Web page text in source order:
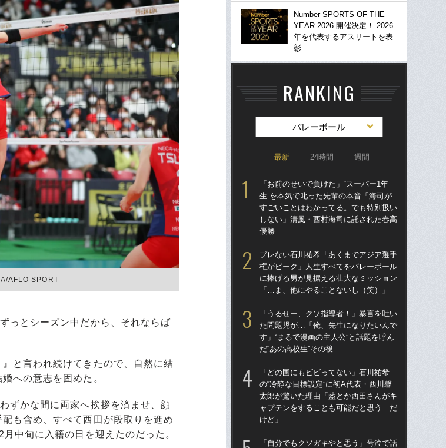
AFLO SPORT
っとシーズン中だから、それならば
と言われ続けてきたので、自然に結
への意志を固めた。
ずかな間に両家へ挨拶を済ませ、顔
も含め、すべて西田が段取りを進め
中旬に入籍の日を迎えたのだった。
Number SPORTS OF THE
YEAR 2026 開催決定！ 2026
年を代表するアスリートを表
彰
RANKING
バレーボール
最新 24時間 週間
「お前のせいで負けた」“スーパー1年
生”を本気で叱った先輩の本音「海司が
すごいことはわかってる。でも特別扱い
しない」清風・西村海司に託された春高
優勝
ブレない石川祐希「あくまでアジア選手
権がピーク」人生すべてをバレーボール
に捧げる男が見据える壮大なミッション
「…ま、他にやることないし（笑）」
「うるせー、クソ指導者！」暴言を吐い
た問題児が…「俺、先生になりたいんで
す」“まるで漫画の主人公”と話題を呼ん
だ“あの高校生”その後
「どの国にもビビってない」石川祐希
の“冷静な目標設定”に初A代表・西川馨
太郎が驚いた理由「藍とか西田さんがキ
ャプテンをすることも可能だと思う…だ
けど」
「自分でもクソガキやと思う」号泣で話